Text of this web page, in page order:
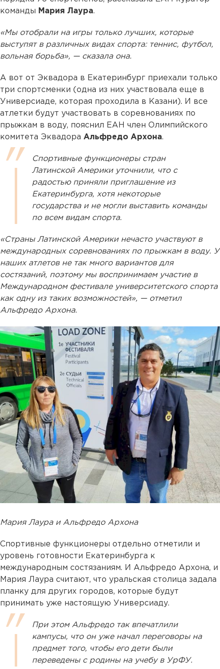
команды Мария Лаура.
«Мы отобрали на игры только лучших, которые
выступят в различных видах спорта: теннис, футбол,
вольная борьба», — сказала она.
А вот от Эквадора в Екатеринбург приехали только
три спортсменки (одна из них участвовала еще в
Универсиаде, которая проходила в Казани). И все
атлетки будут участвовать в соревнованиях по
прыжкам в воду, пояснил ЕАН член Олимпийского
комитета Эквадора Альфредо Архона.
Спортивные функционеры стран
Латинской Америки уточнили, что с
радостью приняли приглашение из
Екатеринбурга, хотя некоторые
государства и не могли выставить команды
по всем видам спорта.
«Страны Латинской Америки нечасто участвуют в
международных соревнованиях по прыжкам в воду. У
наших атлетов не так много вариантов для
состязаний, поэтому мы воспринимаем участие в
Международном фестивале университетского спорта
как одну из таких возможностей», — отметил
Альфредо Архона.
Мария Лаура и Альфредо Архона
Спортивные функционеры отдельно отметили и
уровень готовности Екатеринбурга к
международным состязаниям. И Альфредо Архона, и
Мария Лаура считают, что уральская столица задала
планку для других городов, которые будут
принимать уже настоящую Универсиаду.
При этом Альфредо так впечатлили
кампусы, что он уже начал переговоры на
предмет того, чтобы его дети были
переведены с родины на учебу в УрФУ.